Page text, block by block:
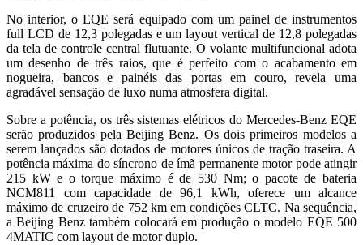
No interior, o EQE será equipado com um painel de instrumentos
full LCD de 12,3 polegadas e um layout vertical de 12,8 polegadas
da tela de controle central flutuante. O volante multifuncional adota
um desenho de três raios, que é perfeito com o acabamento em
nogueira, bancos e painéis das portas em couro, revela uma
agradável sensação de luxo numa atmosfera digital.
Sobre a potência, os três sistemas elétricos do Mercedes-Benz EQE
serão produzidos pela Beijing Benz. Os dois primeiros modelos a
serem lançados são dotados de motores únicos de tração traseira. A
potência máxima do síncrono de ímã permanente motor pode atingir
215 kW e o torque máximo é de 530 Nm; o pacote de bateria
NCM811 com capacidade de 96,1 kWh, oferece um alcance
máximo de cruzeiro de 752 km em condições CLTC. Na sequência,
a Beijing Benz também colocará em produção o modelo EQE 500
4MATIC com layout de motor duplo.